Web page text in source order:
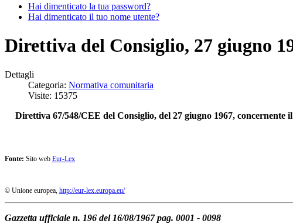
Hai dimenticato la tua password?
Hai dimenticato il tuo nome utente?
Direttiva del Consiglio, 27 giugno
Dettagli
Categoria: Normativa comunitaria
Visite: 15375
Direttiva 67/548/CEE del Consiglio, del 27 giugno 1967,
Fonte: Sito web Eur-Lex
© Unione europea, http://eur-lex.europa.eu/
Gazzetta ufficiale n. 196 del 16/08/1967 pag. 0001 - 0098